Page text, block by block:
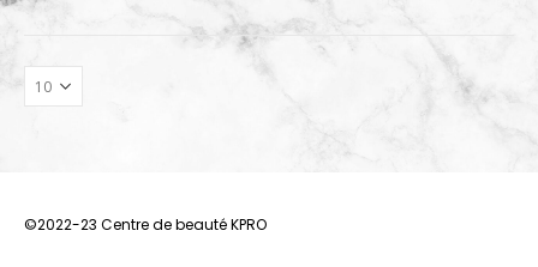
©2022-23 Centre de beauté KPRO